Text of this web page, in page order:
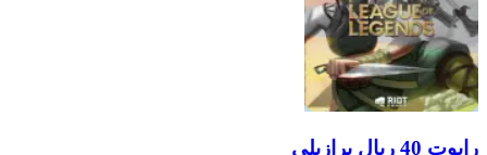
رايوت 40 ريال برازيلي